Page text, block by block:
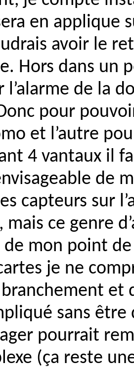
en applique
avoir le
Hors dans un
l’alarme de la
pour
et l’autre
4 vantaux il
de
capteurs sur
mais ce genre
de mon point
je ne
et
sans être
pourrait
(ça reste